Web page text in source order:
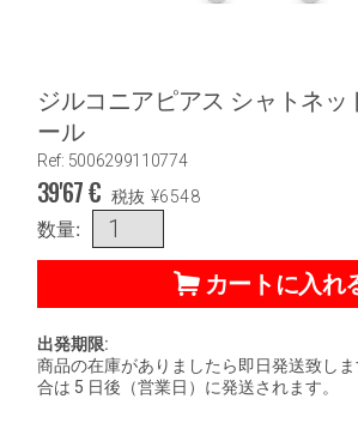
ジルコニアピアス シャトネ
ール
Ref: 5006299110774
39'67€ 税抜 ¥6548
数量:
カートに入れ
出発期限:
商品の在庫がありましたら即日発送致し
合は 5 日後（営業日）に発送されます。